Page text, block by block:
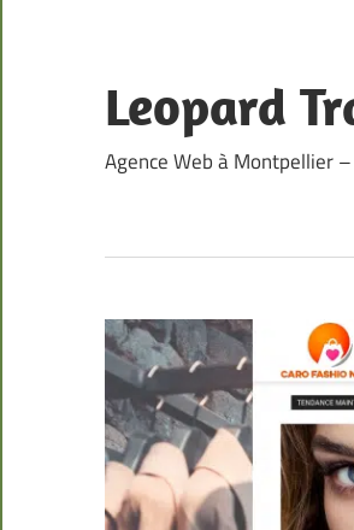
content
Leopard
Agence Web à Montpellier